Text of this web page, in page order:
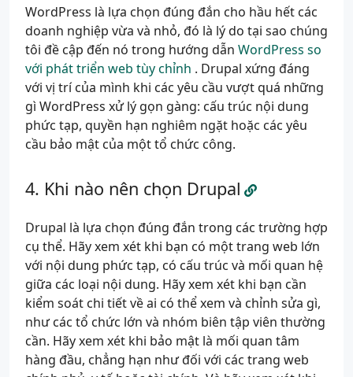
WordPress là lựa chọn đúng đắn cho hầu hết các
doanh nghiệp vừa và nhỏ, đó là lý do tại sao chúng
tôi đề cập đến nó trong hướng dẫn WordPress so
với phát triển web tùy chỉnh . Drupal xứng đáng
với vị trí của mình khi các yêu cầu vượt quá những
gì WordPress xử lý gọn gàng: cấu trúc nội dung
phức tạp, quyền hạn nghiêm ngặt hoặc các yêu
cầu bảo mật của một tổ chức công.
Khi nào nên chọn Drupal
Drupal là lựa chọn đúng đắn trong các trường hợp
cụ thể. Hãy xem xét khi bạn có một trang web lớn
với nội dung phức tạp, có cấu trúc và mối quan hệ
giữa các loại nội dung. Hãy xem xét khi bạn cần
kiểm soát chi tiết về ai có thể xem và chỉnh sửa gì,
như các tổ chức lớn và nhóm biên tập viên thường
cần. Hãy xem xét khi bảo mật là mối quan tâm
hàng đầu, chẳng hạn như đối với các trang web